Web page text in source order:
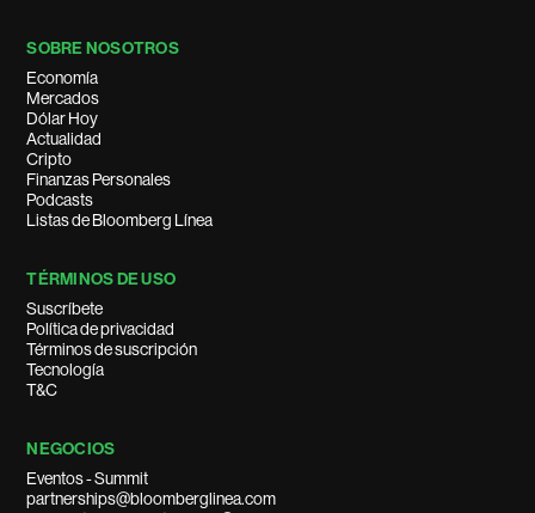
SOBRE NOSOTROS
Economía
Mercados
Dólar Hoy
Actualidad
Cripto
Finanzas Personales
Podcasts
Listas de Bloomberg Línea
TÉRMINOS DE USO
Suscríbete
Política de privacidad
Términos de suscripción
Tecnología
T&C
NEGOCIOS
Eventos - Summit
partnerships@bloomberglinea.com